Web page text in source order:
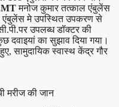
मनोज कुमार तत्काल एंबुलेंस
एंबुलेंस मे उपस्थित उपकरण से
उपलब्ध डॉक्टर की
दवाइयां का सुझाव दिया गया।
सामुदायिक स्वास्थ केंद्र गौर
मरीज की जान